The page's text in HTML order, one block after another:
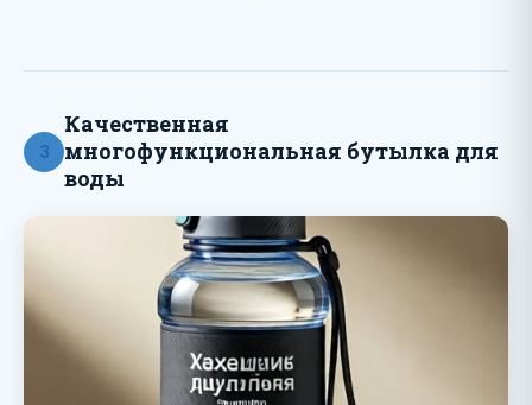
3
Качественная
многофункциональная бутылка для
воды